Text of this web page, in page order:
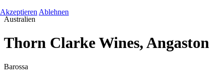
Australien
Thorn Clarke Wines, Angaston
Barossa
Akzeptieren Ablehnen